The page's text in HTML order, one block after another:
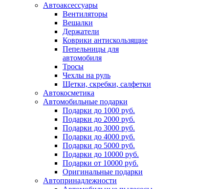
Автоаксессуары
Вентиляторы
Вешалки
Держатели
Коврики антискользящие
Пепельницы для
автомобиля
Тросы
Чехлы на руль
Щетки, скребки, салфетки
Автокосметика
Автомобильные подарки
Подарки до 1000 руб.
Подарки до 2000 руб.
Подарки до 3000 руб.
Подарки до 4000 руб.
Подарки до 5000 руб.
Подарки до 10000 руб.
Подарки от 10000 руб.
Оригинальные подарки
Автопринадлежности